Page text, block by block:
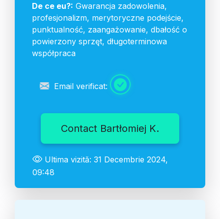
De ce eu?: Gwarancja zadowolenia,
profesjonalizm, merytoryczne podejście,
punktualność, zaangażowanie, dbałość o
powierzony sprzęt, długoterminowa
współpraca
Email verificat:
Contact Bartłomiej K.
Ultima vizită: 31 Decembrie 2024,
09:48